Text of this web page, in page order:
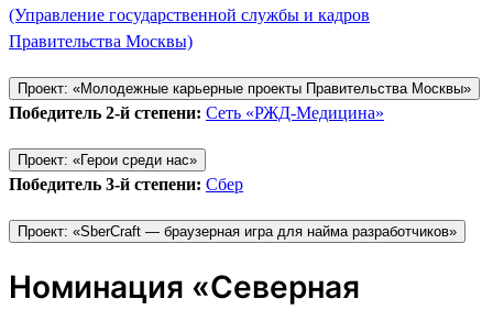
(Управление государственной службы и кадров
Правительства Москвы)
Проект: «Молодежные карьерные проекты Правительства Москвы»
Победитель 2-й степени: Сеть «РЖД-Медицина»
Проект: «Герои среди нас»
Победитель 3-й степени: Сбер
Проект: «SberCraft — браузерная игра для найма разработчиков»
Номинация «Северная